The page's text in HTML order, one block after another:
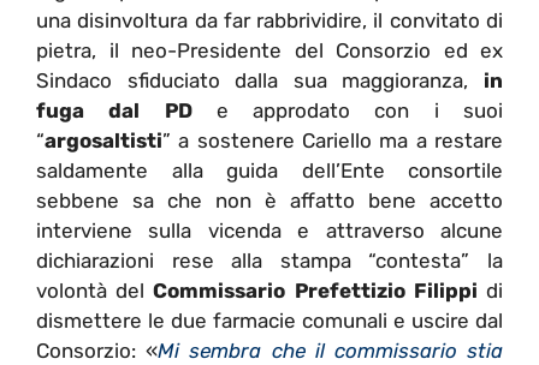
una disinvoltura da far rabbrividire, il convitato di
pietra, il neo-Presidente del Consorzio ed ex
Sindaco sfiduciato dalla sua maggioranza, in
fuga dal PDe approdato con i suoi
“argosaltisti” a sostenere Cariello ma a restare
saldamente alla guida dell’Ente consortile
sebbene sa che non è affatto bene accetto
interviene sulla vicenda e attraverso alcune
dichiarazioni rese alla stampa “contesta” la
volontà delCommissario Prefettizio Filippi di
dismettere le due farmacie comunali e uscire dal
Consorzio: «Mi sembra che il commissario stia